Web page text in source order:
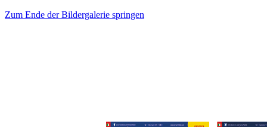
Zum Ende der Bildergalerie springen